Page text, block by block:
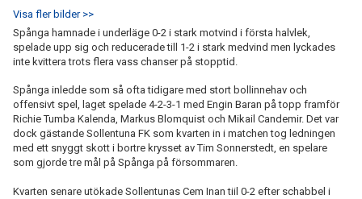
Visa fler bilder >>
Spånga hamnade i underläge 0-2 i stark motvind i första halvlek,
spelade upp sig och reducerade till 1-2 i stark medvind men lyckades
inte kvittera trots flera vass chanser på stopptid.
Spånga inledde som så ofta tidigare med stort bollinnehav och
offensivt spel, laget spelade 4-2-3-1 med Engin Baran på topp framför
Richie Tumba Kalenda, Markus Blomquist och Mikail Candemir. Det var
dock gästande Sollentuna FK som kvarten in i matchen tog ledningen
med ett snyggt skott i bortre krysset av Tim Sonnerstedt, en spelare
som gjorde tre mål på Spånga på försommaren.
Kvarten senare utökade Sollentunas Cem Inan tiil 0-2 efter schabbel i